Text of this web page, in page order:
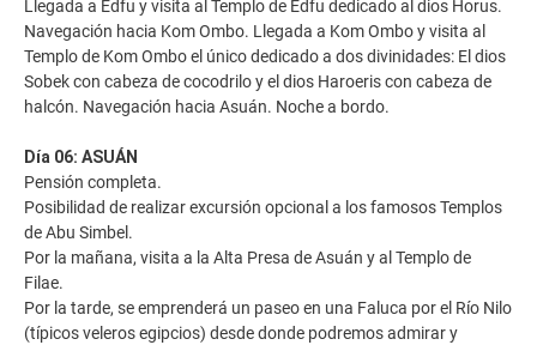
Llegada a Edfu y visita al Templo de Edfu dedicado al dios Horus.
Navegación hacia Kom Ombo. Llegada a Kom Ombo y visita al
Templo de Kom Ombo el único dedicado a dos divinidades: El dios
Sobek con cabeza de cocodrilo y el dios Haroeris con cabeza de
halcón. Navegación hacia Asuán. Noche a bordo.
Día 06: ASUÁN
Pensión completa.
Posibilidad de realizar excursión opcional a los famosos Templos
de Abu Simbel.
Por la mañana, visita a la Alta Presa de Asuán y al Templo de
Filae.
Por la tarde, se emprenderá un paseo en una Faluca por el Río Nilo
(típicos veleros egipcios) desde donde podremos admirar y